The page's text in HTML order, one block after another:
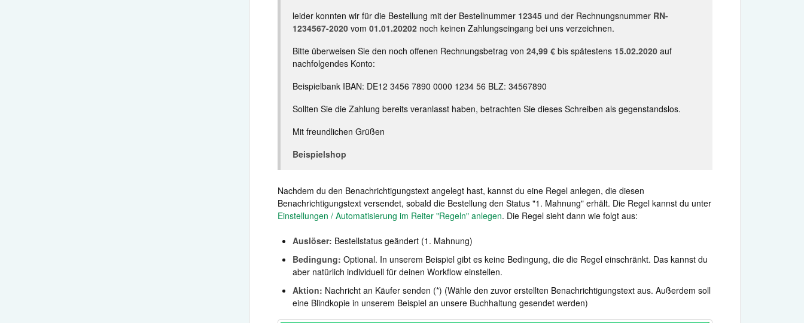
leider konnten wir für die Bestellung mit der Bestellnummer 12345 und der Rechnungsnummer RN-
1234567-2020 vom 01.01.20202noch keinen Zahlungseingang bei uns verzeichnen.
Bitte überweisen Sie den noch offenen Rechnungsbetrag von 24,99 € bis spätestens 15.02.2020auf
nachfolgendes Konto:
Beispielbank IBAN: DE12 3456 7890 0000 1234 56 BLZ: 34567890
Sollten Sie die Zahlung bereits veranlasst haben, betrachten Sie dieses Schreiben als gegenstandslos.
Mit freundlichen Grüßen
Beispielshop
Nachdem du den Benachrichtigungstext angelegt hast, kannst du eine Regel anlegen, die diesen
Benachrichtigungstext versendet, sobald die Bestellung den Status "1. Mahnung" erhält. Die Regel kannst du unter
Einstellungen / Automatisierung im Reiter "Regeln" anlegen. Die Regel sieht dann wie folgt aus:
Auslöser: Bestellstatus geändert (1. Mahnung)
Bedingung: Optional. In unserem Beispiel gibt es keine Bedingung, die die Regel einschränkt. Das kannst du
aber natürlich individuell für deinen Workflow einstellen.
Aktion: Nachricht an Käufer senden (*) (Wähle den zuvor erstellten Benachrichtigungstext aus. Außerdem soll
eine Blindkopie in unserem Beispiel an unsere Buchhaltung gesendet werden)